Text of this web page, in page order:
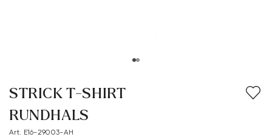
STRICK T-SHIRT
RUNDHALS
Art. E16-29003-AH